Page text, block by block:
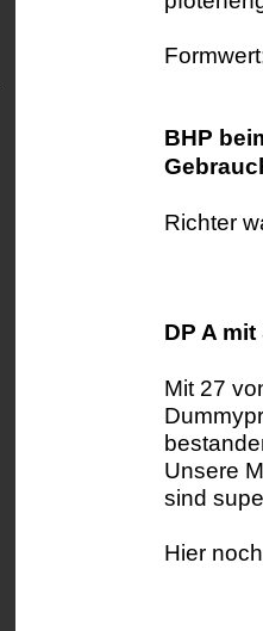
BHP
Richter
DP A
Mit 27
Unsere
sind
Hier